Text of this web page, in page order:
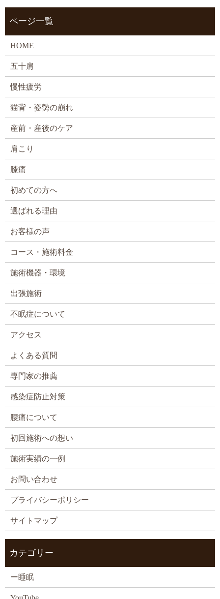
ページ一覧
HOME
五十肩
慢性疲労
猫背・姿勢の崩れ
産前・産後のケア
肩こり
膝痛
初めての方へ
選ばれる理由
お客様の声
コース・施術料金
施術機器・環境
出張施術
不眠症について
アクセス
よくある質問
専門家の推薦
感染症防止対策
腰痛について
初回施術への想い
施術実績の一例
お問い合わせ
プライバシーポリシー
サイトマップ
カテゴリー
ー睡眠